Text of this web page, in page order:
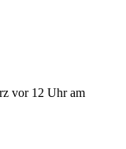
vor 12 Uhr am